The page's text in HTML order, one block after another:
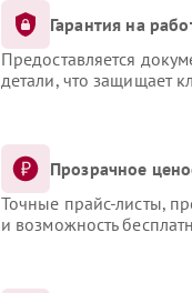
Гарантия на
Предоставляется
детали, что защищает
Прозрачное
Точные прайс-листы,
и возможность